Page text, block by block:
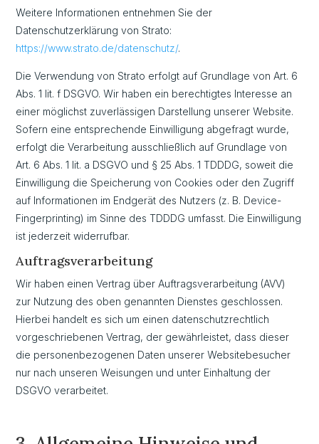
Weitere Informationen entnehmen Sie der
Datenschutzerklärung von Strato:
https://www.strato.de/datenschutz/.
Die Verwendung von Strato erfolgt auf Grundlage von Art. 6
Abs. 1 lit. f DSGVO. Wir haben ein berechtigtes Interesse an
einer möglichst zuverlässigen Darstellung unserer Website.
Sofern eine entsprechende Einwilligung abgefragt wurde,
erfolgt die Verarbeitung ausschließlich auf Grundlage von
Art. 6 Abs. 1 lit. a DSGVO und § 25 Abs. 1 TDDDG, soweit die
Einwilligung die Speicherung von Cookies oder den Zugriff
auf Informationen im Endgerät des Nutzers (z. B. Device-
Fingerprinting) im Sinne des TDDDG umfasst. Die Einwilligung
ist jederzeit widerrufbar.
Auftragsverarbeitung
Wir haben einen Vertrag über Auftragsverarbeitung (AVV)
zur Nutzung des oben genannten Dienstes geschlossen.
Hierbei handelt es sich um einen datenschutzrechtlich
vorgeschriebenen Vertrag, der gewährleistet, dass dieser
die personenbezogenen Daten unserer Websitebesucher
nur nach unseren Weisungen und unter Einhaltung der
DSGVO verarbeitet.